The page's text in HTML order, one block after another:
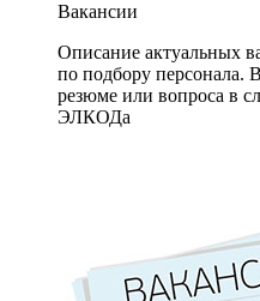
Вакансии
Описание актуальных
по подбору персонала.
резюме или вопроса в
ЭЛКОДа